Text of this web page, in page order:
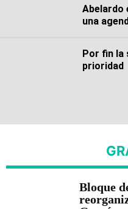
Abelardo
una
Por fin la
prioridad
Bloque